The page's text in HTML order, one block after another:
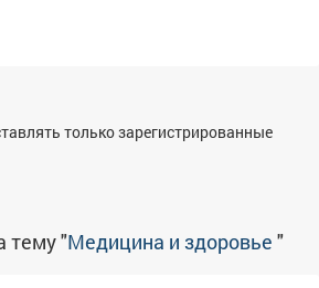
только зарегистрированные
тему "Медицина и здоровье "